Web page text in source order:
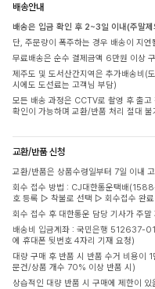
배송안내
배송은 입금 확인 후 2~3일 이내(주말
단, 주문량이 폭주하는 경우 배송이 지연
무료배송은 순수 결제금액 6만원 이상
제주도 및 도서산간지역은 추가배송비
시에도 도선료는 고객님 부담)
모든 배송 과정은 CCTV로 촬영 후 출
확인이 가능하며 교환/반품 처리 절대 불
교환/반품 신청
교환/반품은 상품수령일부터 7일 이내
회수 접수 방법 : CJ대한통운택배
호 등록 ▷ 착불로 선택 ▷ 회수접수 완료
회수 접수 후 대한통운 담당 기사가 주
배송비 입금계좌 : 국민은행 512637-
에 휴대폰 뒷번호 4자리 기재 요청)
대량 구매 후 반품 시 반품 수거 비용이
문건/상품 개수 70% 이상 반품 시)
상습적인 대량 반품 시 구매에 제한이 있